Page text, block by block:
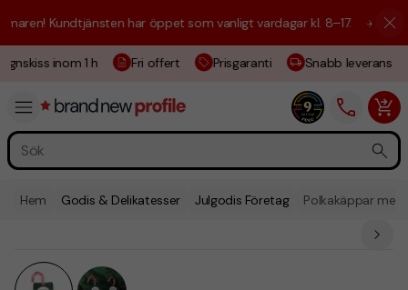
Kundtjänsten har öppet som vanligt vardagar kl. 8–17. ☀️ Vi är
inom 1 h Fri offert Prisgaranti Snabb leverans
Hem Godis & Delikatesser Julgodis Företag Polkakäppar med